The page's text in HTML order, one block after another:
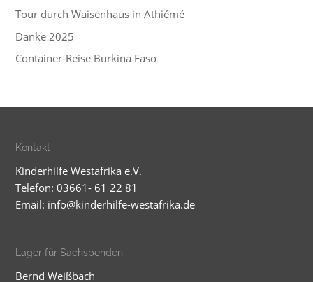
Tour durch Waisenhaus in Athiémé
Danke 2025
Container-Reise Burkina Faso
Kontakt
Kinderhilfe Westafrika e.V.
Telefon: 03661- 61 22 81
Email: info@kinderhilfe-westafrika.de
Lager für Sachspenden
Bernd Weißbach